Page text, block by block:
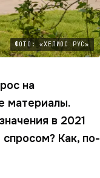
ФОТО: «ХЕЛИОС РУС»
на
материалы.
в 2021
Как, по-